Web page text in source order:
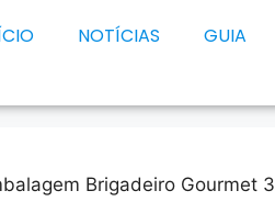
NOTÍCIAS GUIA
Brigadeiro Gourmet 3